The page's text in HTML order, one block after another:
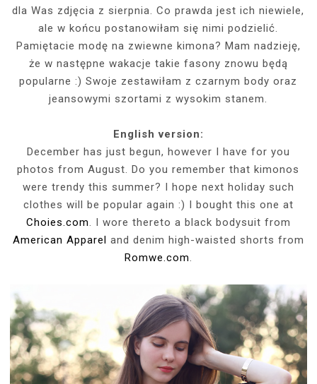
dla Was zdjęcia z sierpnia. Co prawda jest ich niewiele,
ale w końcu postanowiłam się nimi podzielić.
Pamiętacie modę na zwiewne kimona? Mam nadzieję,
że w następne wakacje takie fasony znowu będą
popularne :) Swoje zestawiłam z czarnym body oraz
jeansowymi szortami z wysokim stanem.
English version:
December has just begun, however I have for you
photos from August. Do you remember that kimonos
were trendy this summer? I hope next holiday such
clothes will be popular again :) I bought this one at
Choies.com. I wore thereto a black bodysuit from
American Apparel and denim high-waisted shorts from
Romwe.com.